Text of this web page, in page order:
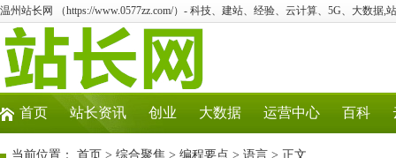
温州站长网 （https://www.0577zz.com/）- 科技、建站、经验、云计算、5G、大数据,
首页 站长资讯 创业 大数据 运营中心 百科
当前位置： 首页 > 综合聚焦 > 编程要点 > 语言 > 正文